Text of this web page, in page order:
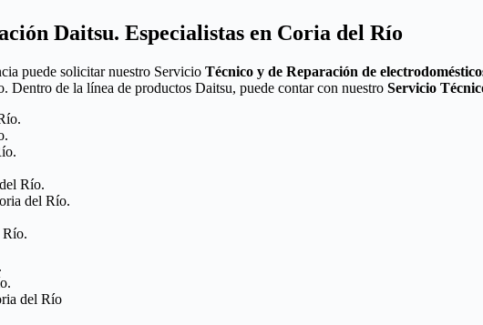
Daitsu. Especialistas en Coria del Río
puede solicitar nuestro Servicio Técnico y de Reparación de
Dentro de la línea de productos Daitsu, puede contar con nuestro Servicio
Río.
del Río.
Río.
del Río